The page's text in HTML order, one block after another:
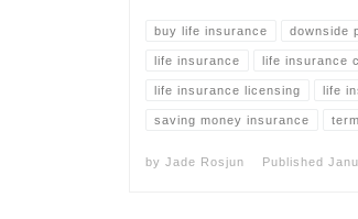
buy life insurance downside
life insurance life insurance
life insurance licensing life
saving money insurance
by Jade Rosjun Published